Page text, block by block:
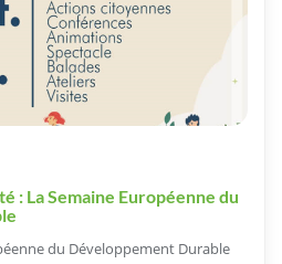
: La Semaine Européenne du
du Développement Durable